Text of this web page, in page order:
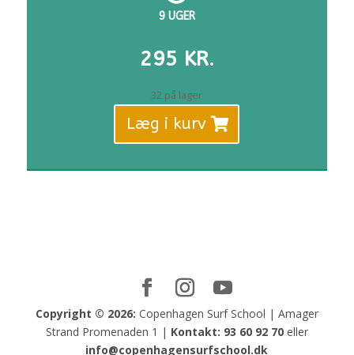
9 UGER
295 KR.
32 på lager
Læg i kurv
Copyright © 2026: Copenhagen Surf School | Amager
Strand Promenaden 1 | Kontakt: 93 60 92 70eller
info@copenhagensurfschool.dk